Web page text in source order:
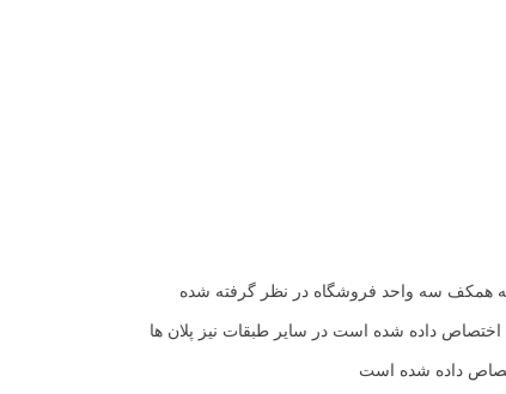
همکف سه واحد فروشگاه در نظر گرفته شده
داده شده است در سایر طبقات نیز پلان ها